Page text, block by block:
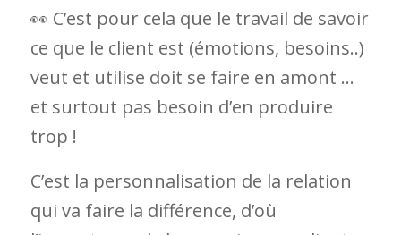
👀 C’est pour cela que le travail de savoir
ce que le client est (émotions, besoins..)
veut et utilise doit se faire en amont …
et surtout pas besoin d’en produire
trop !
C’est la personnalisation de la relation
qui va faire la différence, d’où